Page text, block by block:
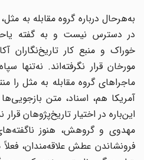
به‌هرحال درباره گروه مقابله به
در دسترس نیست و به گفته
خوراک و منبع کار تاریخ‌نگاران
مورخان قرار نگرفته‌اند. نه‌تنها
ماجراهای گروه مقابله به مثل را
آمریکا هم، اسناد، متن بازجویی‌ها
این‌باره در اختیار تاریخ‌پژوهان قرار
مهدوی و گروهش، هنوز
فرونشاندن عطش علاقه‌مندان، فعلاً